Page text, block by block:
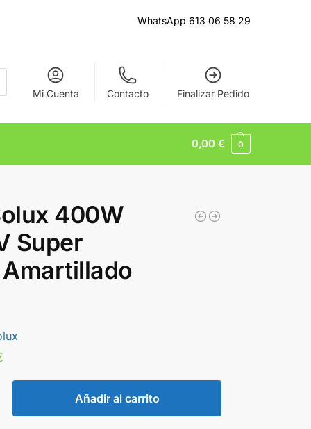
WhatsApp 613 06 58 29
Mi Cuenta Contacto Finalizar Pedido
0,00€ 0
400W
Super
Amartillado
Añadir al carrito